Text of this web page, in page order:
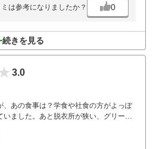
は参考になりましたか？ 0
続きを見る
3.0
、あの食事は？学食や社食の方がよっぽ
いました。あと脱衣所が狭い、グリーン